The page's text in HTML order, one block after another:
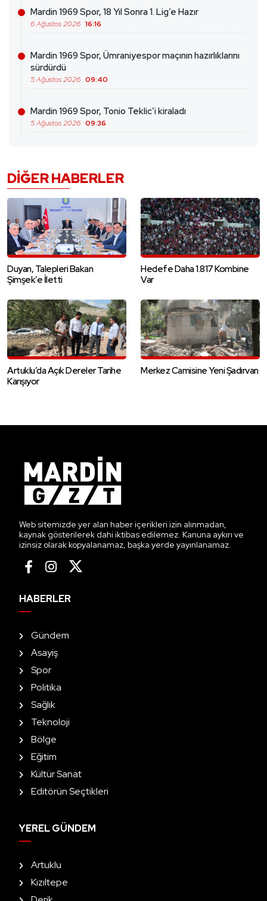
Mardin 1969 Spor, 18 Yıl Sonra 1. Lig’e Hazır
6 Ağustos 2026 16:16
Mardin 1969 Spor, Ümraniyespor maçının hazırlıklarını
sürdürdü
5 Ağustos 2026 09:40
Mardin 1969 Spor, Tonio Teklic’i kiraladı
5 Ağustos 2026 09:36
DIĞER HABERLER
Duyan, Talepleri Bakan
Şimşek’e İletti
Hedefe Daha 1.817 Kombine
Var
Artuklu’da Açık Dereler Tarihe
Karışıyor
Merkez Camisine Yeni Şadırvan
Web sitemizde yer alan haber içerikleri izin alınmadan,
kaynak gösterilerek dahi iktibas edilemez. Kanuna aykırı ve
izinsiz olarak kopyalanamaz, başka yerde yayınlanamaz.
HABERLER
Gündem
Asayiş
Spor
Politika
Sağlık
Teknoloji
Bölge
Eğitim
Kültür Sanat
Editörün Seçtikleri
YEREL GÜNDEM
Artuklu
Kızıltepe